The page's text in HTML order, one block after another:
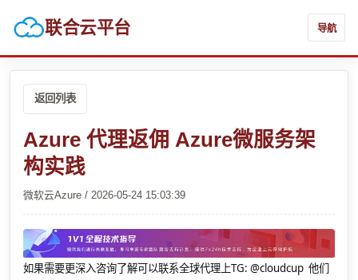
联合云平台 导航
返回列表
Azure 代理返佣 Azure微服务架
构实践
微软云Azure / 2026-05-24 15:03:39
如果需要更深入咨询了解可以联系全球代理上TG: @cloudcup 他们